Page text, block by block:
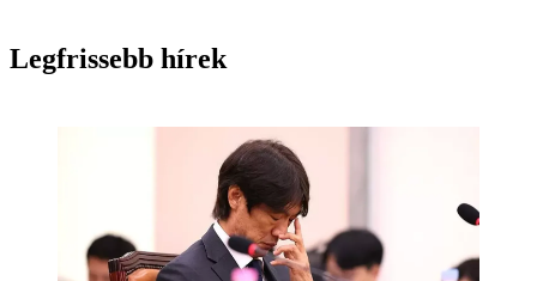
Legfrissebb hírek